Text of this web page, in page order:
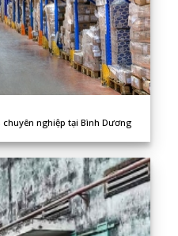
nghiệp tại Bình Dương